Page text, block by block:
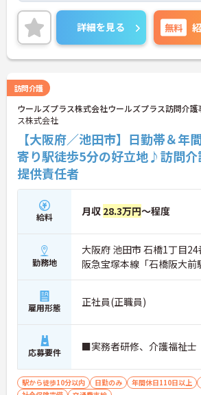
か？ご興味のある方には、面接対策ポイント
らに詳細をお話いたしますので、お気軽にご
ださい。
詳細を見る 無料
訪問介護
ウールズプラス株式会社ウールズプラス訪問介護
ス株式会社
【大阪府／池田市】日勤帯＆
寄り駅徒歩5分の好立地♪訪問介
提供責任者
給料 月収 28.3万円～程度
勤務地
大阪府 池田市 石橋1丁目24
阪急宝塚本線「石橋阪大前
雇用形態 正社員(正職員)
応募要件 ■実務者研修、介護福祉士
駅から徒歩10分以内 日勤のみ 年間休日110日以上